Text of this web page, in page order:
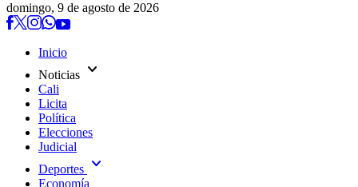
domingo, 9 de agosto de 2026
Inicio
Noticias expand_more
Cali
Licita
Política
Elecciones
Judicial
Deportes expand_more
Economía